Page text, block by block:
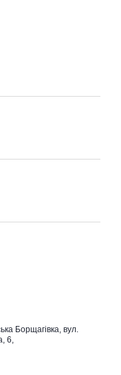
Борщагівка, вул.
6,